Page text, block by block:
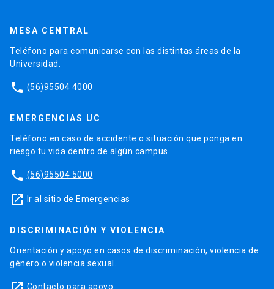
MESA CENTRAL
Teléfono para comunicarse con las distintas áreas de la
Universidad.
phone (56)95504 4000
EMERGENCIAS UC
Teléfono en caso de accidente o situación que ponga en
riesgo tu vida dentro de algún campus.
phone (56)95504 5000
launch Ir al sitio de Emergencias
DISCRIMINACIÓN Y VIOLENCIA
Orientación y apoyo en casos de discriminación, violencia de
género o violencia sexual.
Contacto para apoyo